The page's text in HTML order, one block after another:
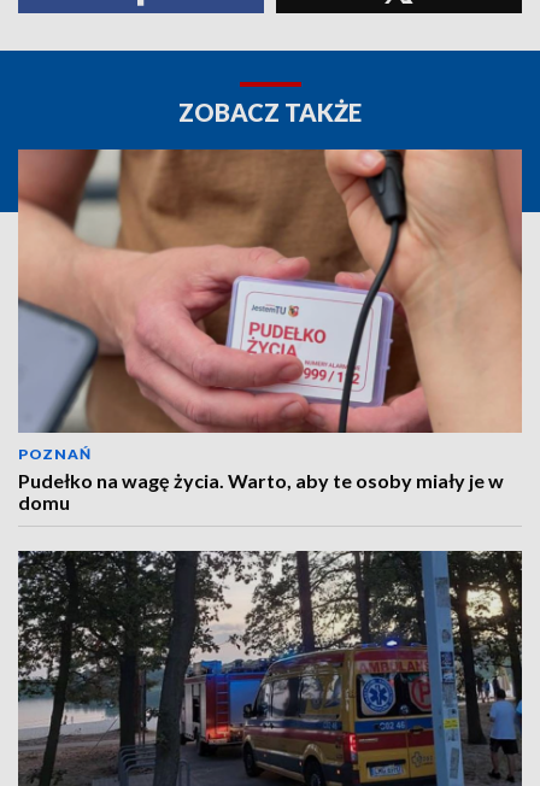
ZOBACZ TAKŻE
POZNAŃ
Pudełko na wagę życia. Warto, aby te osoby miały je w
domu